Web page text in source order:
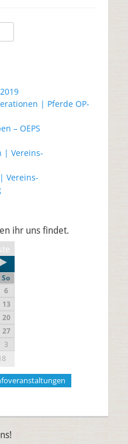
| Pferde OP-
– OEPS
| Vereins-
Vereins-
ihr uns findet.
So
6
13
20
27
3